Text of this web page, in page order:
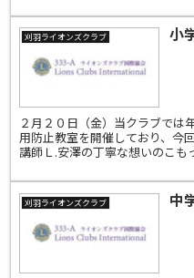
刈羽ライオンズクラブ 小
２月２０日（金）当クラブでは
用防止教室を開催しており、今
講師Ｌ.安澤の丁寧な想いのこ
刈羽ライオンズクラブ 中